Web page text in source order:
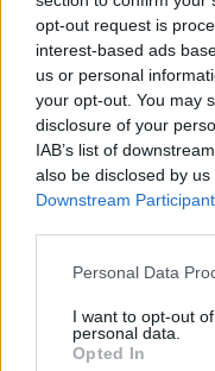
opt-out request is
interest-based ads
us or personal
your opt-out. You may
disclosure of your
IAB’s list of
also be disclosed by
Downstream
Personal Data
I want to opt-out
personal data.
Opted In
czasu aktualnie
21+7 • 13.02 –
14.02 –
2 blistra) • 18.02 – pominięta tabletka 13–14